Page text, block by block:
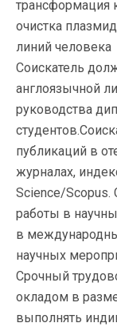
трансформация
очистка
линий человека
Соискатель
англоязычной
руководства
публикаций в
журналах,
Science/Scopus.
работы в
в
научных
Срочный
окладом в
выполнять